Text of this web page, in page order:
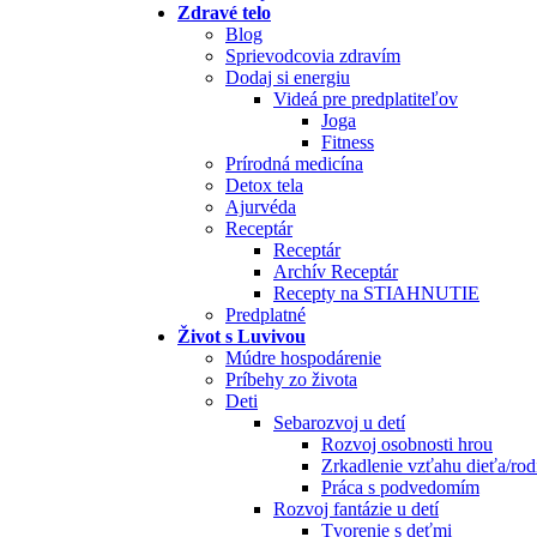
Zdravé telo
Blog
Sprievodcovia zdravím
Dodaj si energiu
Videá pre predplatiteľov
Joga
Fitness
Prírodná medicína
Detox tela
Ajurvéda
Receptár
Receptár
Archív Receptár
Recepty na STIAHNUTIE
Predplatné
Život s Luvivou
Múdre hospodárenie
Príbehy zo života
Deti
Sebarozvoj u detí
Rozvoj osobnosti hrou
Zrkadlenie vzťahu dieťa/
Práca s podvedomím
Rozvoj fantázie u detí
Tvorenie s deťmi